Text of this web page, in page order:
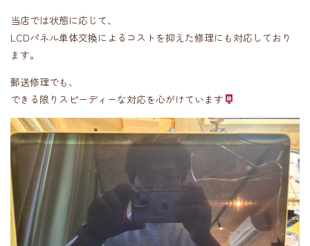
当店では状態に応じて、
LCDパネル単体交換によるコストを抑えた修理にも対応しており
ます。
郵送修理でも、
できる限りスピーディーな対応を心がけています